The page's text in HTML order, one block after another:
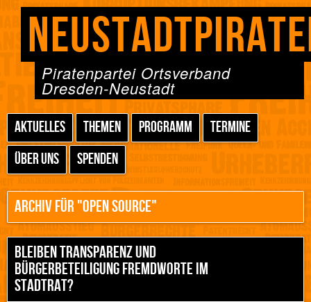
Piratenpartei Ortsverband
Dresden-Neustadt
AKTUELLES THEMEN PROGRAMM
TERMINE
ÜBER UNS
SPENDEN
ARCHIV FÜR "OPEN SOURCE"
BLEIBEN TRANSPARENZ UND
BÜRGERBETEILIGUNG FREMDWORTE IM
STADTRAT?